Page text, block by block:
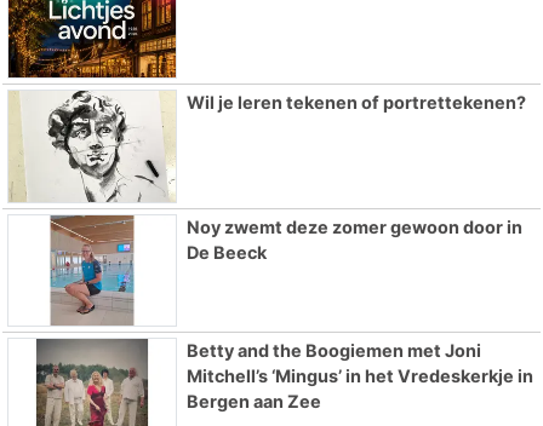
Wil je leren tekenen of portrettekenen?
Noy zwemt deze zomer gewoon door in
De Beeck
Betty and the Boogiemen met Joni
Mitchell’s ‘Mingus’ in het Vredeskerkje in
Bergen aan Zee